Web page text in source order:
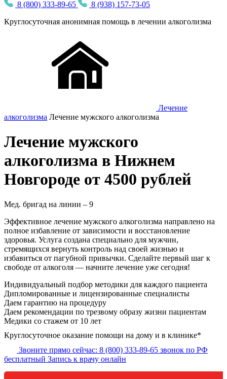
8 (800) 333-89-65
8 (938) 157-73-05
Круглосуточная анонимная помощь в лечении алкоголизма
Лечение
алкоголизма Лечение мужского алкоголизма
Лечение мужского
алкоголизма в Нижнем
Новгороде от 4500 рублей
Мед. бригад на линии – 9
Эффективное лечение мужского алкоголизма направлено на
полное избавление от зависимости и восстановление
здоровья. Услуга создана специально для мужчин,
стремящихся вернуть контроль над своей жизнью и
избавиться от пагубной привычки. Сделайте первый шаг к
свободе от алкоголя — начните лечение уже сегодня!
Индивидуальный подбор методики для каждого пациента
Дипломированные и лицензированные специалисты
Даем гарантию на процедуру
Даем рекомендации по трезвому образу жизни пациентам
Медики со стажем от 10 лет
Круглосуточное оказание помощи на дому и в клинике*
Звоните прямо сейчас: 8 (800) 333-89-65 звонок по РФ
бесплатный Запись к врачу онлайн